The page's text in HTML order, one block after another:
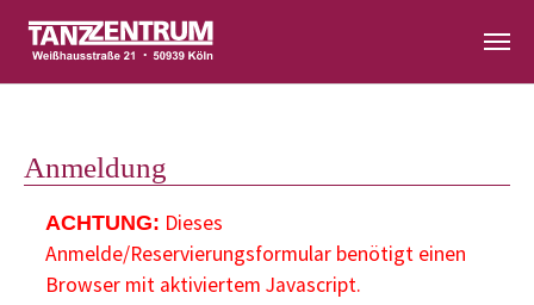
Anmeldung
ACHTUNG: Dieses
Anmelde/Reservierungsformular benötigt einen
Browser mit aktiviertem Javascript.